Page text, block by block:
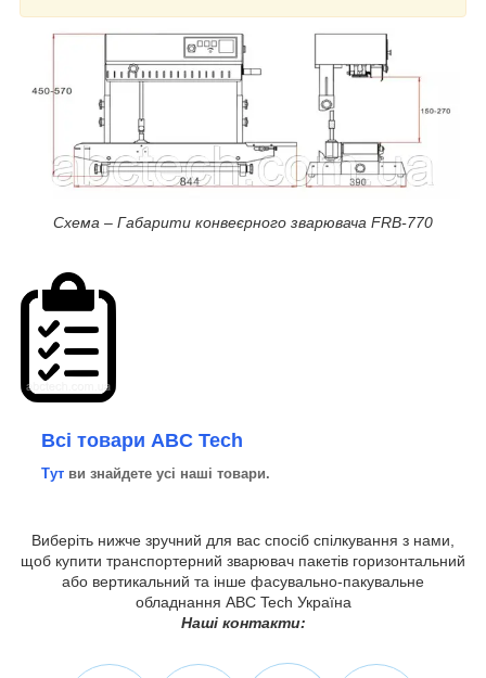
Схема – Габарити конвеєрного зварювача FRB-770
Всі товари ABC Tech
Тут ви знайдете усі наші товари.
Виберіть нижче зручний для вас спосіб спілкування з нами,
щоб купити транспортерний зварювач пакетів горизонтальний
або вертикальний та інше фасувально-пакувальне
обладнання ABC Tech Україна
Наші контакти: